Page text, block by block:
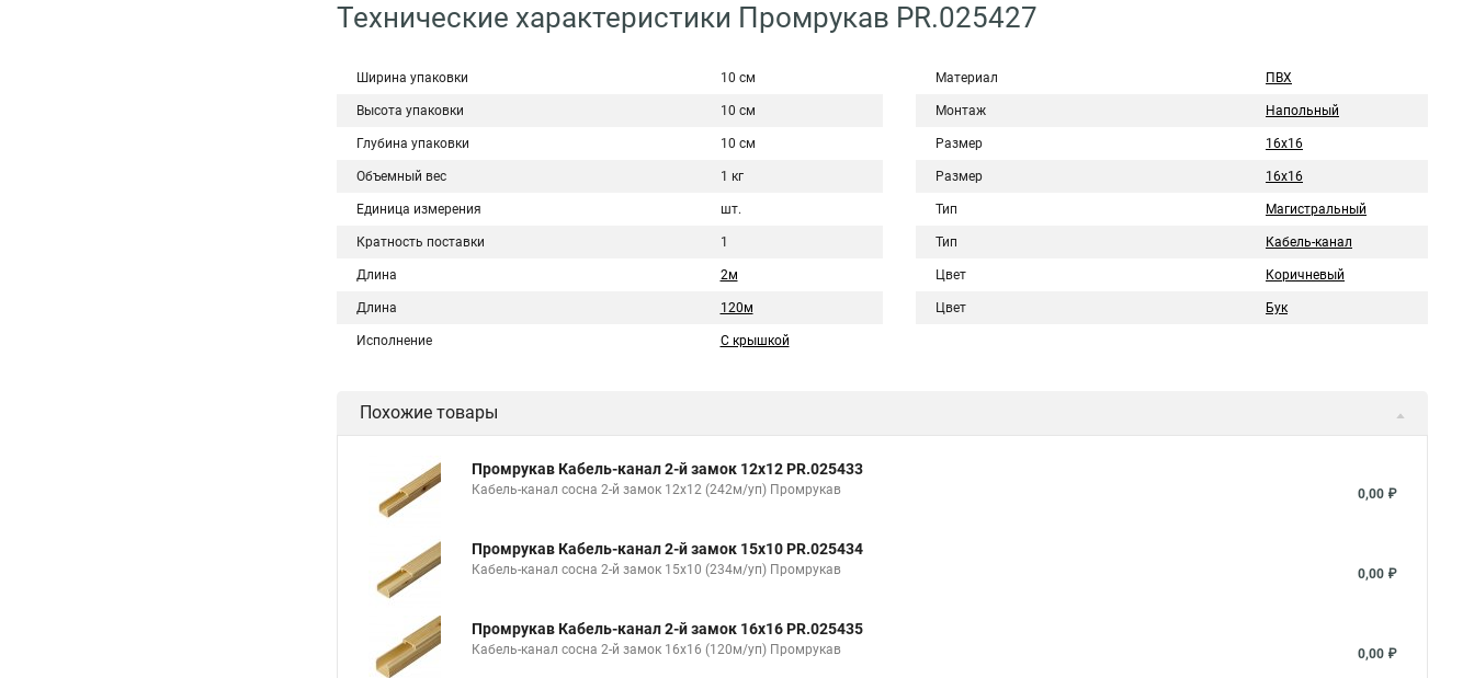
Технические характеристики Промрукав PR.025427
Ширина упаковки 10 см
Высота упаковки 10 см
Глубина упаковки 10 см
Объемный вес 1 кг
Единица измерения шт.
Кратность поставки 1
Длина 2м
Длина 120м
Исполнение С крышкой
Материал ПВХ
Монтаж Напольный
Размер 16x16
Размер 16х16
Тип Магистральный
Тип Кабель-канал
Цвет Коричневый
Цвет Бук
Похожие товары
Промрукав Кабель-канал 2-й замок 12х12 PR.025433
Кабель-канал сосна 2-й замок 12х12 (242м/уп) Промрукав 0,00 ₽
Промрукав Кабель-канал 2-й замок 15х10 PR.025434
Кабель-канал сосна 2-й замок 15х10 (234м/уп) Промрукав 0,00 ₽
Промрукав Кабель-канал 2-й замок 16х16 PR.025435
Кабель-канал сосна 2-й замок 16х16 (120м/уп) Промрукав 0,00 ₽